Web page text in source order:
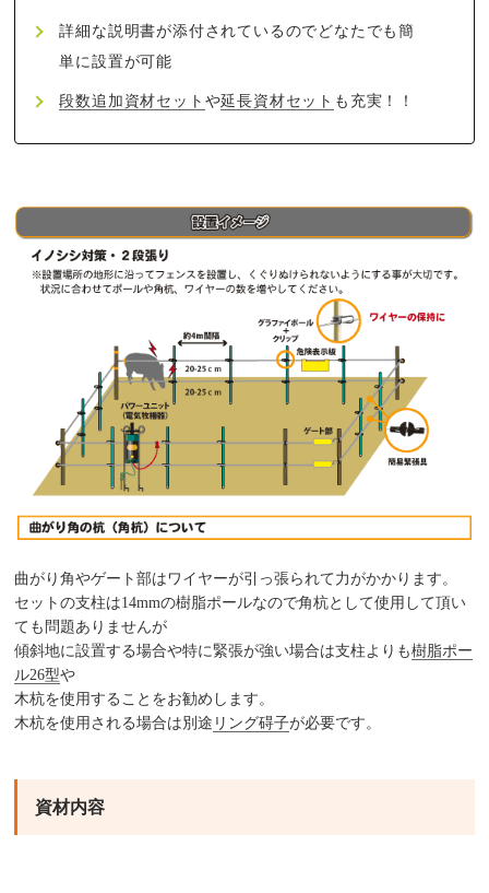
詳細な説明書が添付されているのでどなたでも簡
単に設置が可能
段数追加資材セット や延長資材セット も充実！！
曲がり角やゲート部はワイヤーが引っ張られて力がかかります。
セットの支柱は14mmの樹脂ポールなので角杭として使用して頂い
ても問題ありませんが
傾斜地に設置する場合や特に緊張が強い場合は支柱よりも樹脂ポー
ル26型や
木杭を使用することをお勧めします。
木杭を使用される場合は別途 リング碍子が必要です。
資材内容